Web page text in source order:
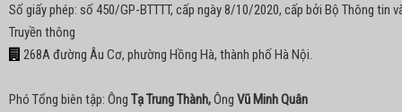
Số giấy phép: số 450/GP-BTTTT, cấp ngày 8/10/2020, cấp bởi Bộ Thông tin
Truyền thông
268A đường Âu Cơ, phường Hồng Hà, thành phố Hà Nội.
Phó Tổng biên tập: Ông Tạ Trung Thành,Ông Vũ Minh Quân